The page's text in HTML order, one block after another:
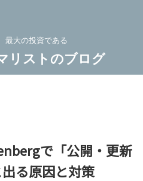
最大の投資である
リストのブログ
で「公開・更新
る原因と対策